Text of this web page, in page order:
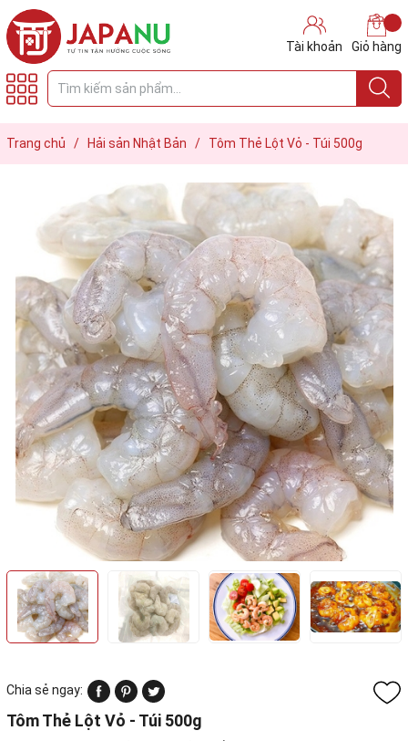
Tài khoản Giỏ hàng
Trang chủ / Hải sản Nhật Bản / Tôm Thẻ Lột Vỏ - Túi 500g
Chia sẻ ngay:
Tôm Thẻ Lột Vỏ - Túi 500g